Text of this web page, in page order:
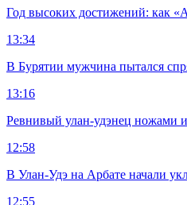
Год высоких достижений: как
13:34
В Бурятии мужчина пытался
13:16
Ревнивый улан-удэнец ножами
12:58
В Улан-Удэ на Арбате начали
12:55